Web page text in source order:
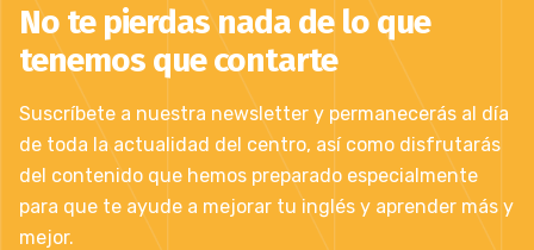
No te pierdas nada de lo que
tenemos que contarte
Suscríbete a nuestra newsletter y permanecerás al día
de toda la actualidad del centro, así como disfrutarás
del contenido que hemos preparado especialmente
para que te ayude a mejorar tu inglés y aprender más y
mejor.